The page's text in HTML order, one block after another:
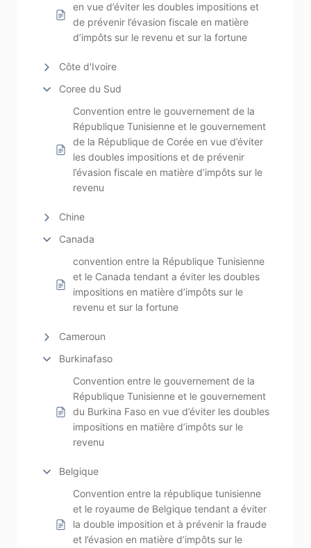
en vue d’éviter les doubles impositions et
de prévenir l’évasion fiscale en matière
d’impôts sur le revenu et sur la fortune
Côte d'Ivoire
Coree du Sud
Convention entre le gouvernement de la
République Tunisienne et le gouvernement
de la République de Corée en vue d’éviter
les doubles impositions et de prévenir
l’évasion fiscale en matière d’impôts sur le
revenu
Chine
Canada
convention entre la République Tunisienne
et le Canada tendant a éviter les doubles
impositions en matière d’impôts sur le
revenu et sur la fortune
Cameroun
Burkinafaso
Convention entre le gouvernement de la
République Tunisienne et le gouvernement
du Burkina Faso en vue d’éviter les doubles
impositions en matière d’impôts sur le
revenu
Belgique
Convention entre la république tunisienne
et le royaume de Belgique tendant a éviter
la double imposition et à prévenir la fraude
et l’évasion en matière d’impôts sur le